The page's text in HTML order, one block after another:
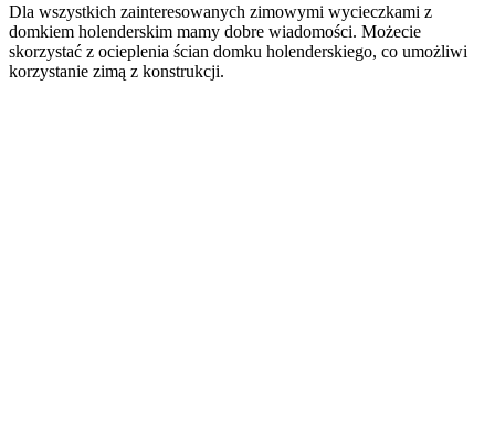
Dla wszystkich zainteresowanych zimowymi wycieczkami z
domkiem holenderskim mamy dobre wiadomości. Możecie
skorzystać z ocieplenia ścian domku holenderskiego, co umożliwi
korzystanie zimą z konstrukcji.